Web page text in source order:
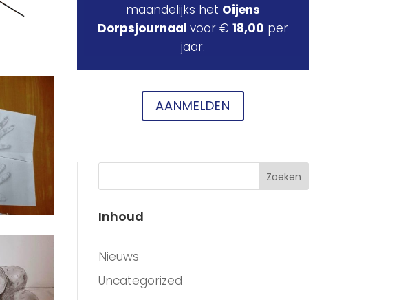
maandelijks het Oijens
Dorpsjournaal voor € 18,00 per
jaar.
AANMELDEN
Zoeken
Inhoud
Nieuws
Uncategorized